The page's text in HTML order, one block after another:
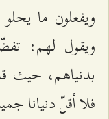
ويفعلون ما
ويقول لهم:
بدنياهم، حيث
فلا أقلّ دنيانا